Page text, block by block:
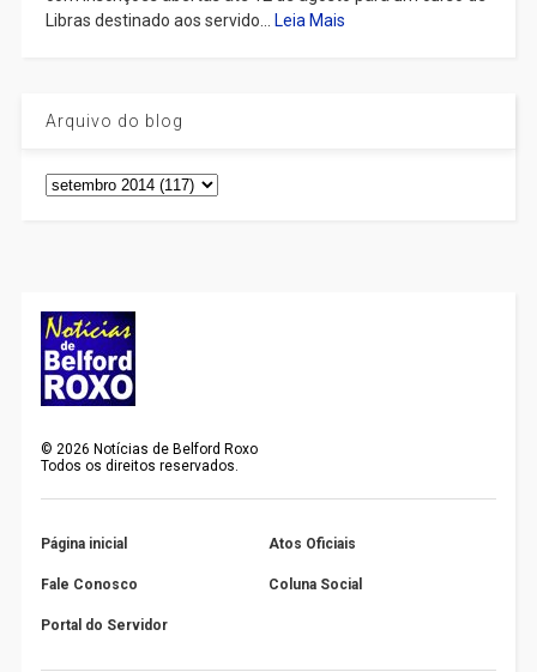
Libras destinado aos servido...
Leia Mais
Arquivo do blog
©2026 Notícias de Belford Roxo
Todos os direitos reservados.
Página inicial Atos Oficiais
Fale Conosco Coluna Social
Portal do Servidor